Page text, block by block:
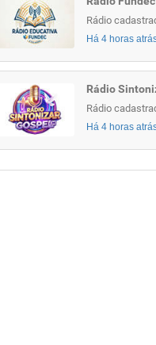
Rádio
Há 4 horas
Rádio
Rádio
Há 4 horas